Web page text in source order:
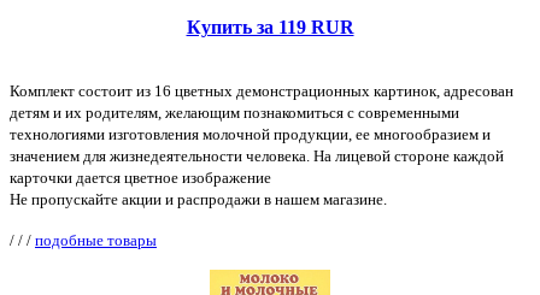
Купить за 119 RUR
Комплект состоит из 16 цветных демонстрационных картинок, адресован
детям и их родителям, желающим познакомиться с современными
технологиями изготовления молочной продукции, ее многообразием и
значением для жизнедеятельности человека. На лицевой стороне каждой
карточки дается цветное изображение
Не пропускайте акции и распродажи в нашем магазине.
/ / / подобные товары